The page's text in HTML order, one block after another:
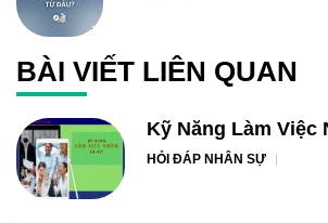
BÀI VIẾT LIÊN QUAN
Kỹ Năng Làm Việc
HỎI ĐÁP NHÂN SỰ